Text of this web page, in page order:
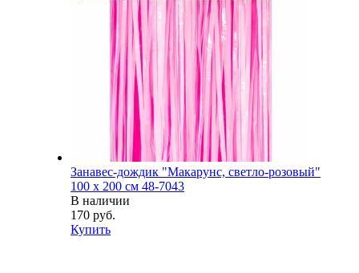
Занавес-дождик "Макарунс, светло-розовый"
100 х 200 см 48-7043
В наличии
170 руб.
Купить